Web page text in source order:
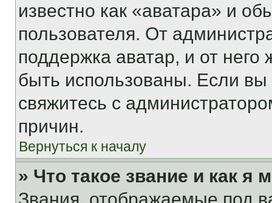
известно как «аватара» и
пользователя. От
поддержка аватар, и от него
быть использованы. Если
свяжитесь с
причин.
Вернуться к началу
» Что такое звание и как я